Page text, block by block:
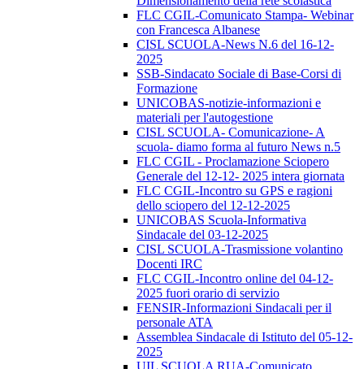
FLC CGIL-Comunicato Stampa- Webinar
con Francesca Albanese
CISL SCUOLA-News N.6 del 16-12-
2025
SSB-Sindacato Sociale di Base-Corsi di
Formazione
UNICOBAS-notizie-informazioni e
materiali per l'autogestione
CISL SCUOLA- Comunicazione- A
scuola- diamo forma al futuro News n.5
FLC CGIL - Proclamazione Sciopero
Generale del 12-12- 2025 intera giornata
FLC CGIL-Incontro su GPS e ragioni
dello sciopero del 12-12-2025
UNICOBAS Scuola-Informativa
Sindacale del 03-12-2025
CISL SCUOLA-Trasmissione volantino
Docenti IRC
FLC CGIL-Incontro online del 04-12-
2025 fuori orario di servizio
FENSIR-Informazioni Sindacali per il
personale ATA
Assemblea Sindacale di Istituto del 05-12-
2025